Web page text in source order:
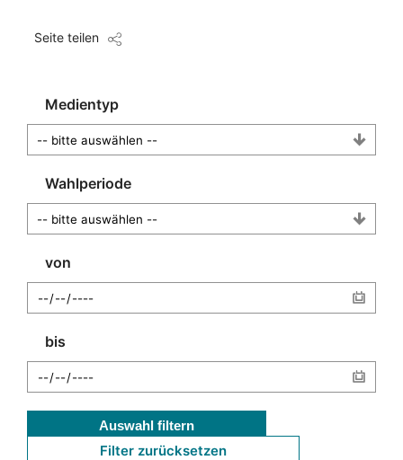
Seite teilen
Medientyp
Wahlperiode
von
bis
Auswahl filtern
Filter zurücksetzen